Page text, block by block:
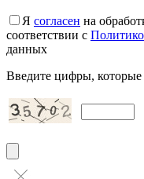
Я согласен на
соответствии с
данных
Введите цифры, которые